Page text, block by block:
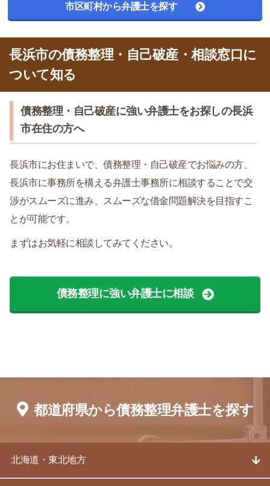
市区町村から弁護士を探す
長浜市の債務整理・自己破産・相談窓口に
ついて知る
債務整理・自己破産に強い弁護士をお探しの長浜
市在住の方へ
長浜市にお住まいで、債務整理・自己破産でお悩みの方、
長浜市に事務所を構える弁護士事務所に相談することで交
渉がスムーズに進み、スムーズな借金問題解決を目指すこ
とが可能です。
まずはお気軽に相談してみてください。
債務整理に強い弁護士に相談
都道府県から債務整理弁護士を探す
北海道・東北地方